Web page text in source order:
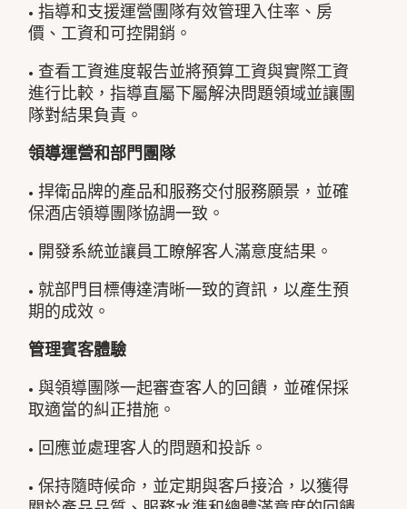
• 指導和支援運營團隊有效管理入住率、房
價、工資和可控開銷。
• 查看工資進度報告並將預算工資與實際工資
進行比較，指導直屬下屬解決問題領域並讓團
隊對結果負責。
領導運營和部門團隊
• 捍衛品牌的產品和服務交付服務願景，並確
保酒店領導團隊協調一致。
• 開發系統並讓員工瞭解客人滿意度結果。
• 就部門目標傳達清晰一致的資訊，以產生預
期的成效。
管理賓客體驗
• 與領導團隊一起審查客人的回饋，並確保採
取適當的糾正措施。
• 回應並處理客人的問題和投訴。
• 保持隨時候命，並定期與客戶接洽，以獲得